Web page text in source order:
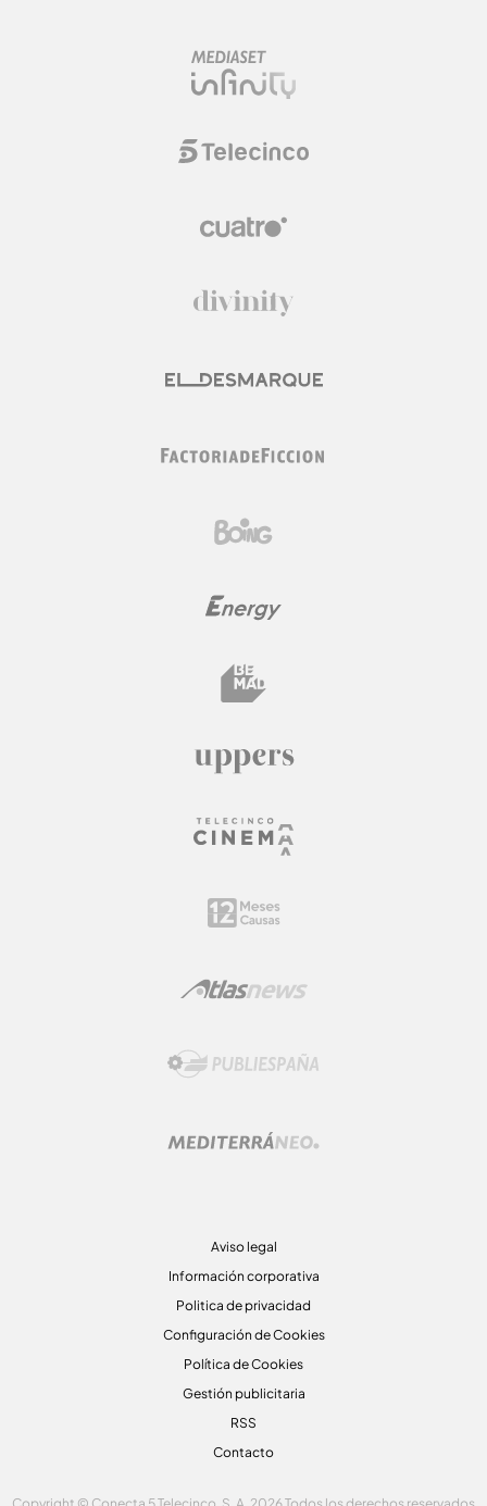
Aviso legal
Información corporativa
Politica de privacidad
Configuración de Cookies
Política de Cookies
Gestión publicitaria
RSS
Contacto